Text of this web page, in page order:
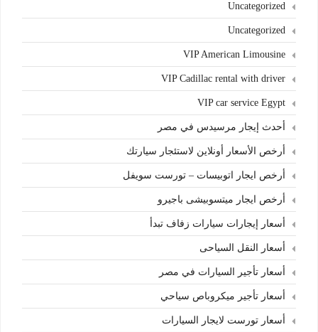
Uncategorized
Uncategorized
VIP American Limousine
VIP Cadillac rental with driver
VIP car service Egypt
أحدث إيجار مرسيدس في مصر
أرخص الأسعار أونلاين لاستئجار سيارتك
أرخص ايجار اتوبيسات – تورست سويفل
أرخص ايجار ميتسوبيشى باجيرو
أسعار إيجارات سيارات زفاف تبدأ
أسعار النقل السياحى
أسعار تأجير السيارات في مصر
أسعار تأجير ميكروباص سياحي
أسعار تورست لايجار السيارات